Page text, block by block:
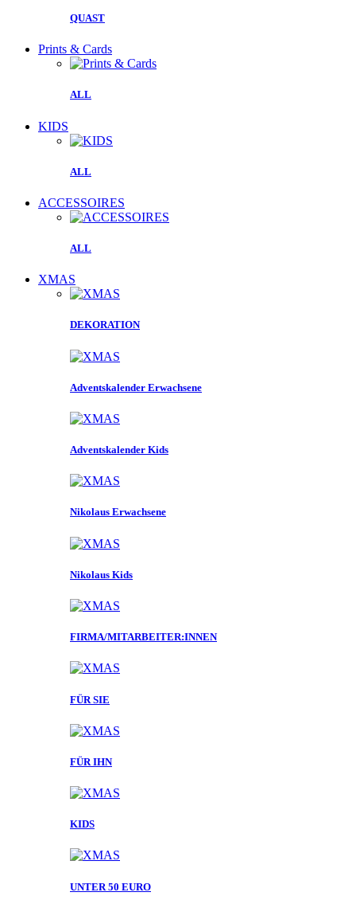
QUAST
Prints & Cards
ALL
KIDS
ALL
ACCESSOIRES
ALL
XMAS
DEKORATION
Adventskalender Erwachsene
Adventskalender Kids
Nikolaus Erwachsene
Nikolaus Kids
FIRMA/MITARBEITER:INNEN
FÜR SIE
FÜR IHN
KIDS
UNTER 50 EURO